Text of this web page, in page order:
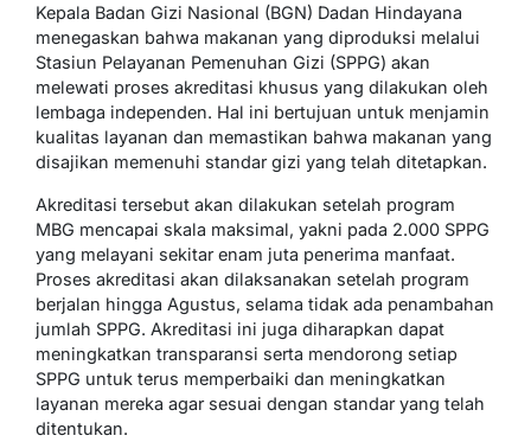
Kepala Badan Gizi Nasional (BGN) Dadan Hindayana
menegaskan bahwa makanan yang diproduksi melalui
Stasiun Pelayanan Pemenuhan Gizi (SPPG) akan
melewati proses akreditasi khusus yang dilakukan oleh
lembaga independen. Hal ini bertujuan untuk menjamin
kualitas layanan dan memastikan bahwa makanan yang
disajikan memenuhi standar gizi yang telah ditetapkan.
Akreditasi tersebut akan dilakukan setelah program
MBG mencapai skala maksimal, yakni pada 2.000 SPPG
yang melayani sekitar enam juta penerima manfaat.
Proses akreditasi akan dilaksanakan setelah program
berjalan hingga Agustus, selama tidak ada penambahan
jumlah SPPG. Akreditasi ini juga diharapkan dapat
meningkatkan transparansi serta mendorong setiap
SPPG untuk terus memperbaiki dan meningkatkan
layanan mereka agar sesuai dengan standar yang telah
ditentukan.